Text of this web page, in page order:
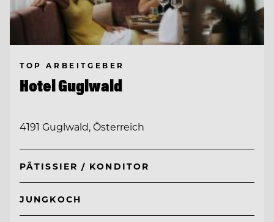
TOP ARBEITGEBER
Hotel Guglwald
4191 Guglwald, Österreich
PÂTISSIER / KONDITOR
JUNGKOCH